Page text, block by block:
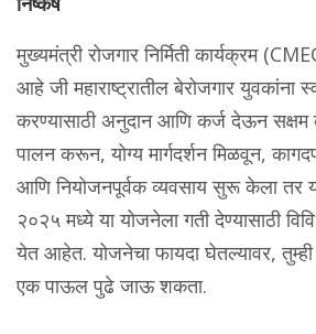
मुख्यमंत्री रोजगार निर्मिती कार्यक्रम
आहे जी महाराष्ट्रातील बेरोजगार युवकांना
करण्यासाठी अनुदान आणि कर्ज देऊन सक्षम
पालन करून, योग्य मार्गदर्शन मिळवून,
आणि नियोजनपूर्वक व्यवसाय सुरू केला तर
२०२५ मध्ये या योजनेला गती देण्यासाठी
येत आहेत. योजनेचा फायदा घेतल्यावर, तुम्ही
एक पाऊल पुढे जाऊ शकता.